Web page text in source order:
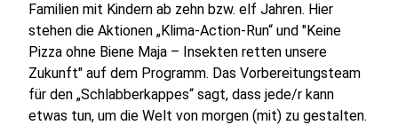
Familien mit Kindern ab zehn bzw. elf Jahren. Hier
stehen die Aktionen „Klima-Action-Run“ und "Keine
Pizza ohne Biene Maja – Insekten retten unsere
Zukunft" auf dem Programm. Das Vorbereitungsteam
für den „Schlabberkappes“ sagt, dass jede/r kann
etwas tun, um die Welt von morgen (mit) zu gestalten.